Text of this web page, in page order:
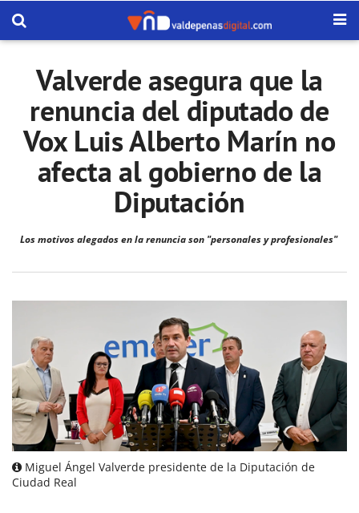
Valverde asegura que la
renuncia del diputado de
Vox Luis Alberto Marín no
afecta al gobierno de la
Diputación
Los motivos alegados en la renuncia son "personales y profesionales"
Miguel Ángel Valverde presidente de la Diputación de
Ciudad Real